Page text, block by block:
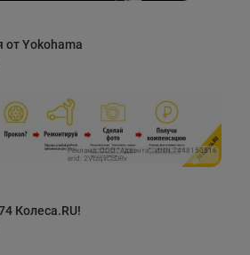
от Yokohama
Реклама. ООО "Адвента". ИНН 7448150516
erid: 2VtzqxCcDRv
Колеса.RU!